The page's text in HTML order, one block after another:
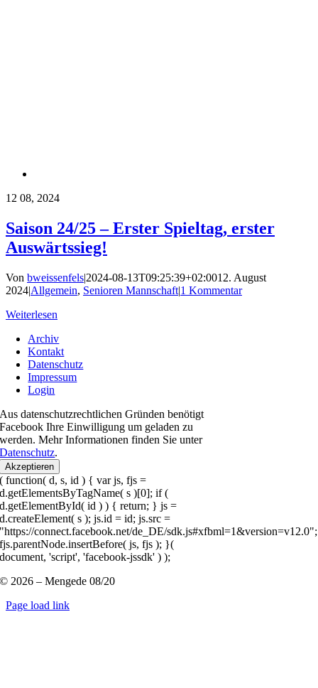
12 08, 2024
Saison 24/25 – Erster Spieltag, erster
Auswärtssieg!
Von bweissenfels|2024-08-13T09:25:39+02:0012. August
2024|Allgemein, Senioren Mannschaft|1 Kommentar
Weiterlesen
Archiv
Kontakt
Datenschutz
Impressum
Login
Aus datenschutzrechtlichen Gründen benötigt
Facebook Ihre Einwilligung um geladen zu
werden. Mehr Informationen finden Sie unter
Datenschutz.
Akzeptieren
( function( d, s, id ) { var js, fjs =
d.getElementsByTagName( s )[0]; if (
d.getElementById( id ) ) { return; } js =
d.createElement( s ); js.id = id; js.src =
"https://connect.facebook.net/de_DE/sdk.js#xfbml=1&version=v12.0";
fjs.parentNode.insertBefore( js, fjs ); }(
document, 'script', 'facebook-jssdk' ) );
© 2026 – Mengede 08/20
Page load link